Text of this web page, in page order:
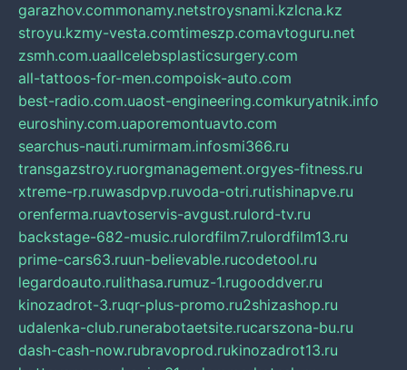
garazhov.commonamy.netstroysnami.kzlcna.kz
stroyu.kzmy-vesta.comtimeszp.comavtoguru.net
zsmh.com.uaallcelebsplasticsurgery.com
all-tattoos-for-men.compoisk-auto.com
best-radio.com.uaost-engineering.comkuryatnik.info
euroshiny.com.uaporemontuavto.com
searchus-nauti.rumirmam.infosmi366.ru
transgazstroy.ruorgmanagement.orgyes-fitness.ru
xtreme-rp.ruwasdpvp.ruvoda-otri.rutishinapve.ru
orenferma.ruavtoservis-avgust.rulord-tv.ru
backstage-682-music.rulordfilm7.rulordfilm13.ru
prime-cars63.ruun-believable.rucodetool.ru
legardoauto.rulithasa.rumuz-1.rugooddver.ru
kinozadrot-3.ruqr-plus-promo.ru2shizashop.ru
udalenka-club.runerabotaetsite.rucarszona-bu.ru
dash-cash-now.rubravoprod.rukinozadrot13.ru